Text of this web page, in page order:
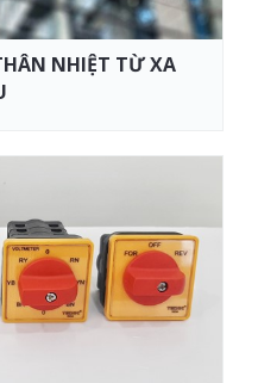
NHIỆT TỪ XA